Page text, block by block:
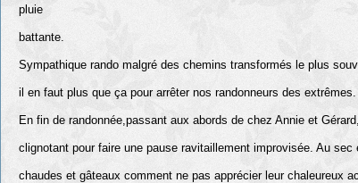
pluie
battante.
Sympathique rando malgré des chemins transformés le plus
il en faut plus que ça pour arrêter nos randonneurs des extrêmes.
En fin de randonnée,passant aux abords de chez Annie et
clignotant pour faire une pause ravitaillement improvisée. Au
chaudes et gâteaux comment ne pas apprécier leur chaleureux